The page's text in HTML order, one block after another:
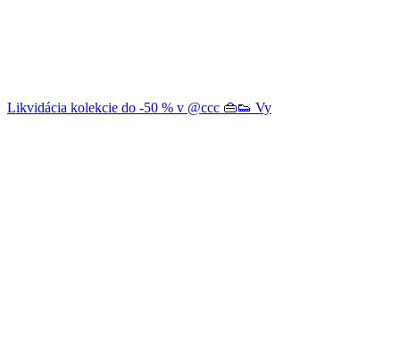
Likvidácia kolekcie do -50 % v @ccc 👜👟 Vy